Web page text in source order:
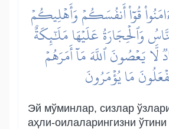
قُوٓاْ أَنفُسَكُمۡ وَأَهۡلِيكُمۡ
وَٱلۡحِجَارَةُ عَلَيۡهَا مَلَٰٓئِكَةٌ
يَعۡصُونَ ٱللَّهَ مَآ أَمَرَهُمۡ
مَا يُؤۡمَرُونَ
Эй мўминлар, сизлар
аҳли-оилаларингизни